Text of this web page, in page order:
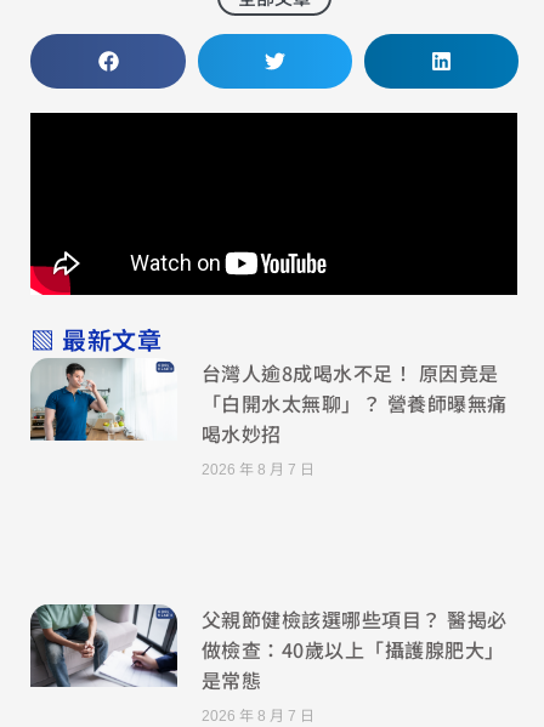
▧ 最新文章
台灣人逾8成喝水不足！ 原因竟是
「白開水太無聊」？ 營養師曝無痛
喝水妙招
2026 年 8 月 7 日
父親節健檢該選哪些項目？ 醫揭必
做檢查：40歲以上「攝護腺肥大」
是常態
2026 年 8 月 7 日